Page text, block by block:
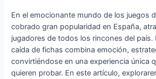
En el emocionante mundo de los juegos
cobrado gran popularidad en España,
jugadores de todos los rincones del país.
caída de fichas combina emoción,
convirtiéndose en una experiencia única
quieren probar. En este artículo,